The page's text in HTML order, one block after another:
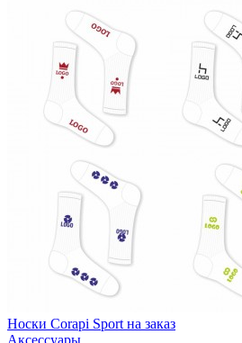
Носки Corapi Sport на заказ
Аксессуары